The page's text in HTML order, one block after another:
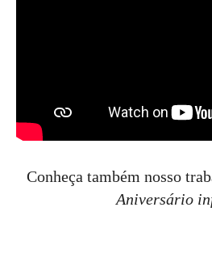
Conheça também nosso
Aniversário